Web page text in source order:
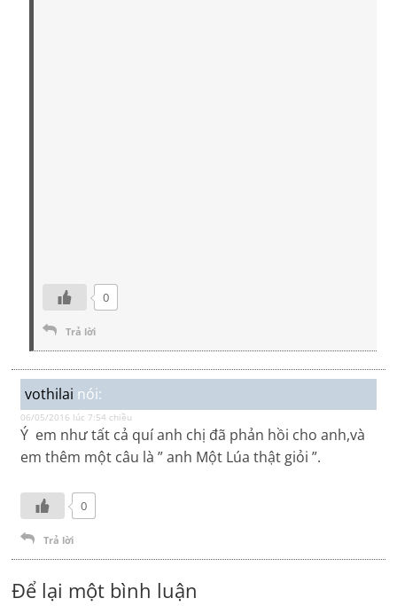
0
Trả lời
vothilai nói:
06/05/2016 lúc 7:54 chiều
Ý em như tất cả quí anh chị đã phản hồi cho anh,và
em thêm một câu là ” anh Một Lúa thật giỏi ”.
0
Trả lời
Để lại một bình luận